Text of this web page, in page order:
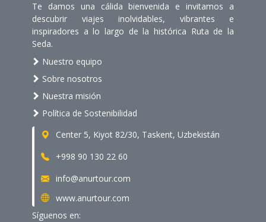
Te damos una cálida bienvenida e invitamos a
descubrir viajes inolvidables, vibrantes e
inspiradores a lo largo de la histórica Ruta de la
Seda.
Nuestro equipo
Sobre nosotros
Nuestra misión
Política de Sostenibilidad
Center 5, Kiyot 82/30, Taskent, Uzbekistán
+998 90 130 22 60
info@anurtour.com
www.anurtour.com
Síguenos en: